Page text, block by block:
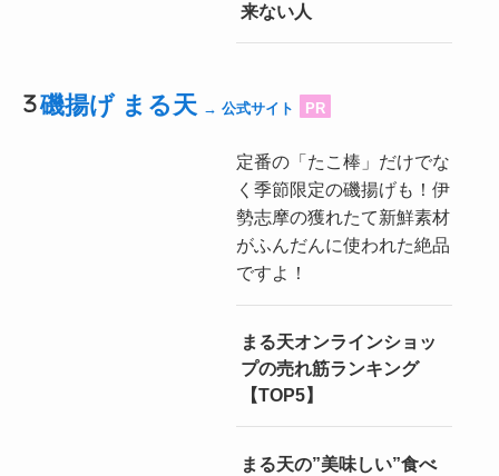
来ない人
磯揚げ まる天 → 公式サイト PR
定番の「たこ棒」だけでな
く季節限定の磯揚げも！伊
勢志摩の獲れたて新鮮素材
がふんだんに使われた絶品
ですよ！
まる天オンラインショッ
プの売れ筋ランキング
【TOP5】
まる天の”美味しい”食べ